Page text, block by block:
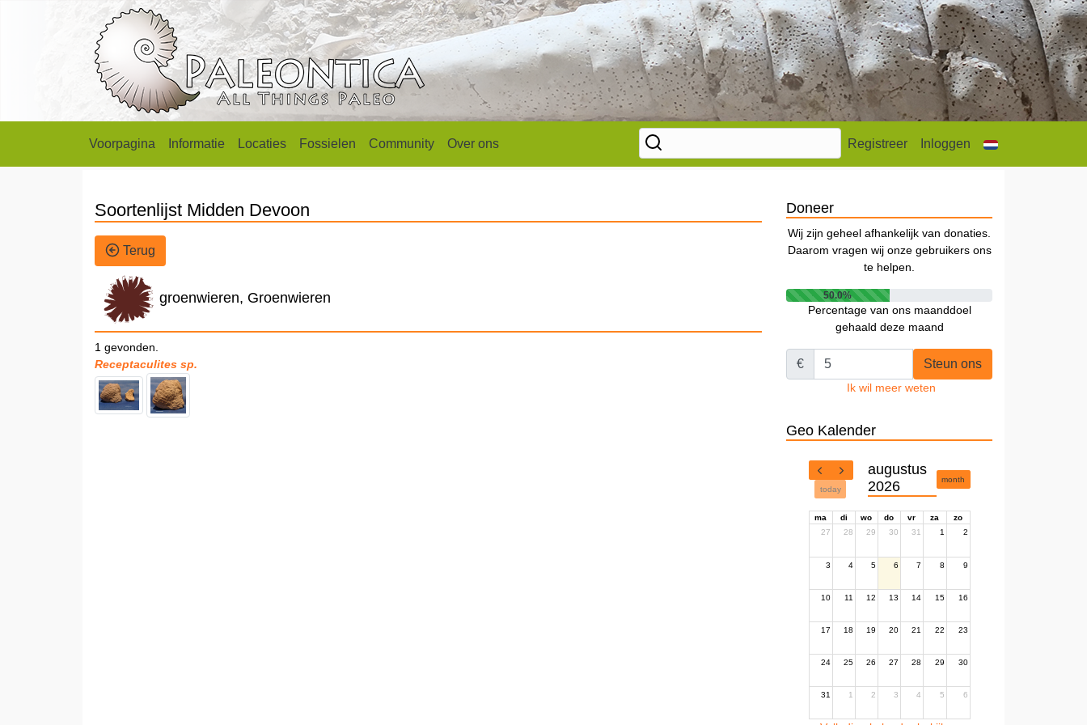
Voorpagina Informatie Locaties Fossielen Community Over ons Registreer Inloggen
Soortenlijst Midden Devoon
Terug
groenwieren, Groenwieren
1 gevonden.
Receptaculites sp.
Doneer
Wij zijn geheel afhankelijk van donaties.
Daarom vragen wij onze gebruikers ons
te helpen.
50.0%
Percentage van ons maanddoel
gehaald deze maand
€ Steun ons
Ik wil meer weten
Geo Kalender
today
augustus
2026
month
ma di wo do vr za
zo
27
28 29 30 31 1 2
3 4 5 6 7 8 9
10 11 12 13 14 15 16
17 18 19 20 21 22 23
24 25 26 27 28 29 30
31 1 2 3 4 5 6